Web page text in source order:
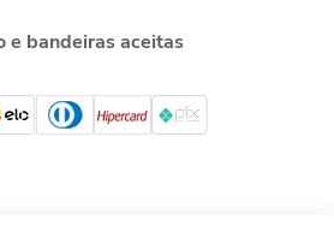
e bandeiras aceitas